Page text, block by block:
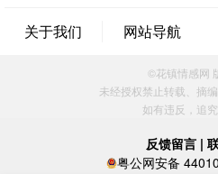
案
微信用户 谢思明
方案
广东-佛山
微信用户 静默
案
关于我们 网站导航
©花镇情感网
未经授权禁止转载、摘
如有违反，追
反馈留言 |
粤公网安备